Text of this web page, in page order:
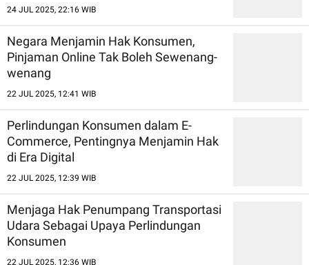
24 JUL 2025, 22:16 WIB
Negara Menjamin Hak Konsumen,
Pinjaman Online Tak Boleh Sewenang-
wenang
22 JUL 2025, 12:41 WIB
Perlindungan Konsumen dalam E-
Commerce, Pentingnya Menjamin Hak
di Era Digital
22 JUL 2025, 12:39 WIB
Menjaga Hak Penumpang Transportasi
Udara Sebagai Upaya Perlindungan
Konsumen
22 JUL 2025, 12:36 WIB